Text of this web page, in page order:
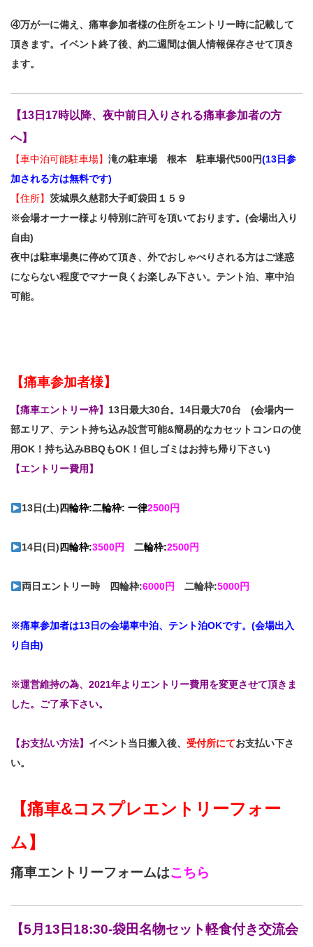
④万が一に備え、痛車参加者様の住所をエントリー時に記載して
頂きます。イベント終了後、約二週間は個人情報保存させて頂き
ます。
【13日17時以降、夜中前日入りされる痛車参加者の方
へ】
【車中泊可能駐車場】 滝の駐車場 根本 駐車場代500円(13日参
加される方は無料です)
【住所】 茨城県久慈郡大子町袋田１５９
※会場オーナー様より特別に許可を頂いております。(会場出入り
自由)
夜中は駐車場奥に停めて頂き、外でおしゃべりされる方はご迷惑
にならない程度でマナー良くお楽しみ下さい。テント泊、車中泊
可能。
【痛車参加者様】
【痛車エントリー枠】 13日最大30台。14日最大70台 (会場内一
部エリア、テント持ち込み設営可能&簡易的なカセットコンロの使
用OK！持ち込みBBQもOK！但しゴミはお持ち帰り下さい)
【エントリー費用】
13日(土) 四輪枠:二輪枠: 一律2500円
14日(日) 四輪枠:3500円 二輪枠:2500円
両日エントリー時 四輪枠:6000円 二輪枠:5000円
※痛車参加者は13日の会場車中泊、テント泊OKです。(会場出入
り自由)
※運営維持の為、2021年よりエントリー費用を変更させて頂きま
した。ご了承下さい。
【お支払い方法】 イベント当日搬入後、 受付所にてお支払い下さ
い。
【痛車&コスプレエントリーフォー
ム】
痛車エントリーフォームはこちら
【5月13日18:30-袋田名物セット軽食付き交流会